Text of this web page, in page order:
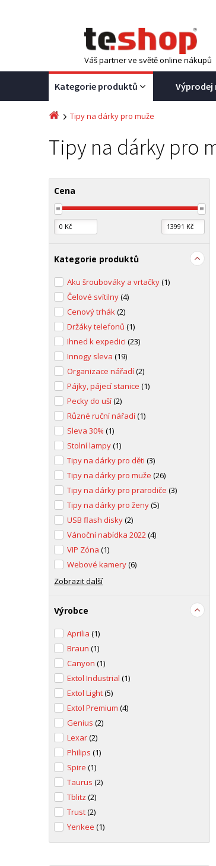
Váš partner ve světě online nákupů
Kategorie produktů Výprodej
Tipy na dárky pro muže
Tipy na dárky pro
Cena
Kategorie produktů
Aku šroubováky a vrtačky(1)
Čelové svítilny(4)
Cenový trhák(2)
Držáky telefonů (1)
Ihned k expedici (23)
Innogy sleva (19)
Organizace nářadí(2)
Pájky, pájecí stanice (1)
Pecky do uší(2)
Různé ruční nářadí(1)
Sleva 30% (1)
Stolní lampy(1)
Tipy na dárky pro děti (3)
Tipy na dárky pro muže (26)
Tipy na dárky pro prarodiče (3)
Tipy na dárky pro ženy(5)
USB flash disky(2)
Vánoční nabídka 2022(4)
VIP Zóna (1)
Webové kamery(6)
Zobrazit další
Výrobce
Aprilia (1)
Braun (1)
Canyon (1)
Extol Industrial (1)
Extol Light(5)
Extol Premium (4)
Genius (2)
Lexar(2)
Philips (1)
Spire (1)
Taurus (2)
Tblitz (2)
Trust(2)
Yenkee (1)